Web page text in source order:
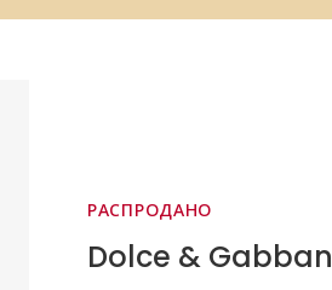
РАСПРОДАНО
Dolce &